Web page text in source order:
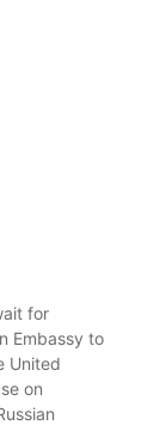
for
Embassy to
United
on